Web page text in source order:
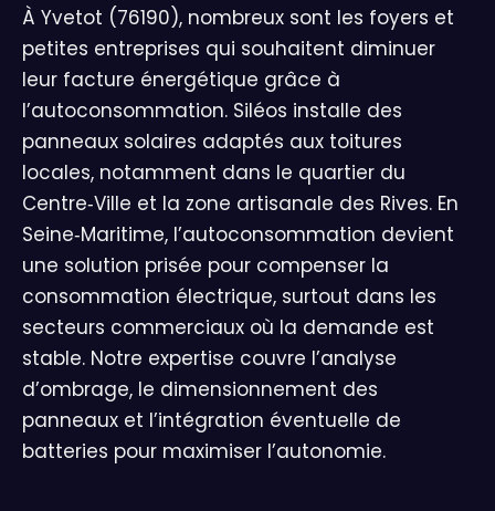
À Yvetot (76190), nombreux sont les foyers et
petites entreprises qui souhaitent diminuer
leur facture énergétique grâce à
l’autoconsommation. Siléos installe des
panneaux solaires adaptés aux toitures
locales, notamment dans le quartier du
Centre‑Ville et la zone artisanale des Rives. En
Seine‑Maritime, l’autoconsommation devient
une solution prisée pour compenser la
consommation électrique, surtout dans les
secteurs commerciaux où la demande est
stable. Notre expertise couvre l’analyse
d’ombrage, le dimensionnement des
panneaux et l’intégration éventuelle de
batteries pour maximiser l’autonomie.